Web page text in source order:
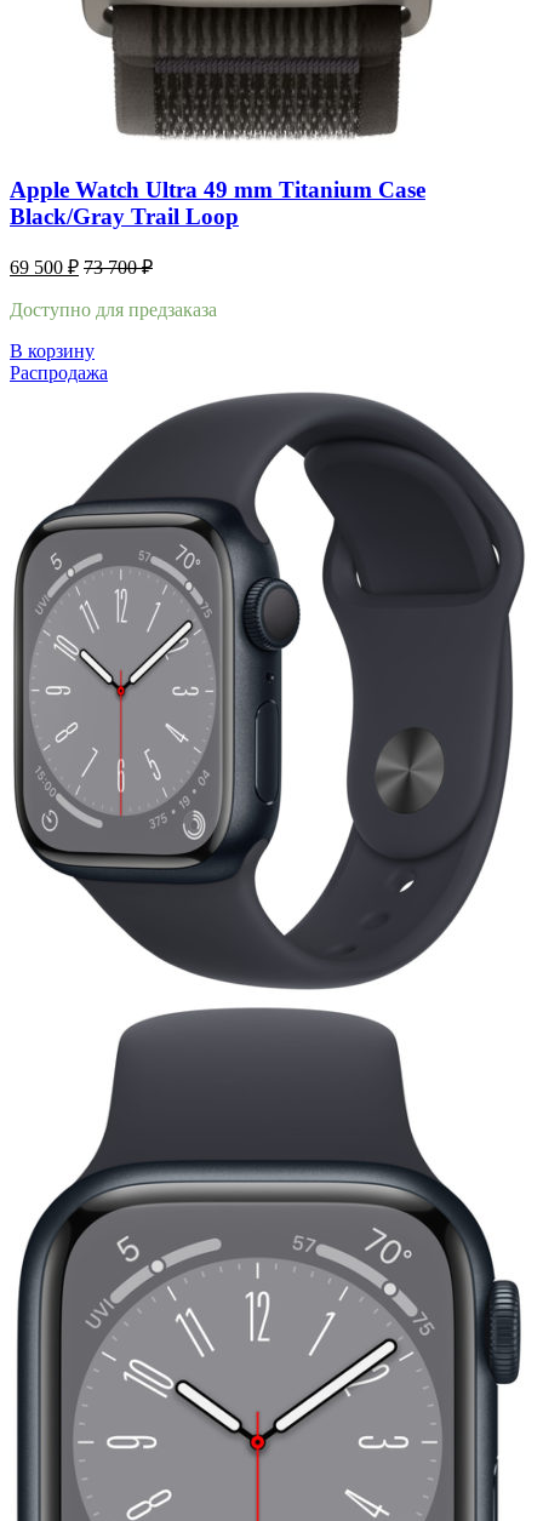
Apple Watch Ultra 49 mm Titanium Case
Black/Gray Trail Loop
69 500 ₽ 73 700₽
Доступно для предзаказа
В корзину
Распродажа